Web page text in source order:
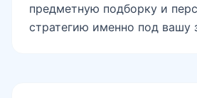
предметную подборку и
стратегию именно под вашу